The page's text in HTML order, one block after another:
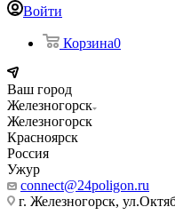
Войти
Корзина0
Ваш город
Железногорск
Железногорск
Красноярск
Россия
Ужур
connect@24poligon.ru
г. Железногорск,